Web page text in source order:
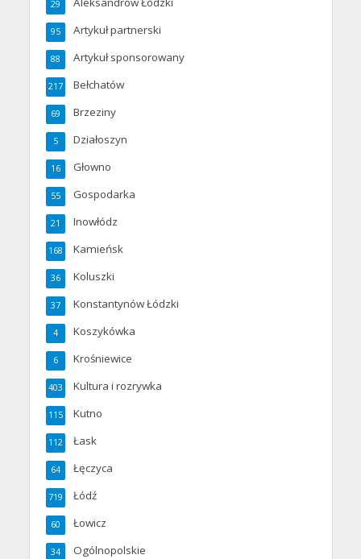
29
Artykuł partnerski
95
Artykuł sponsorowany
88
Bełchatów
217
Brzeziny
69
Działoszyn
5
Głowno
16
Gospodarka
55
Inowłódz
21
Kamieńsk
168
Koluszki
36
Konstantynów Łódzki
37
Koszykówka
4
Krośniewice
6
Kultura i rozrywka
403
Kutno
115
Łask
112
Łęczyca
64
Łódź
719
Łowicz
60
Ogólnopolskie
34